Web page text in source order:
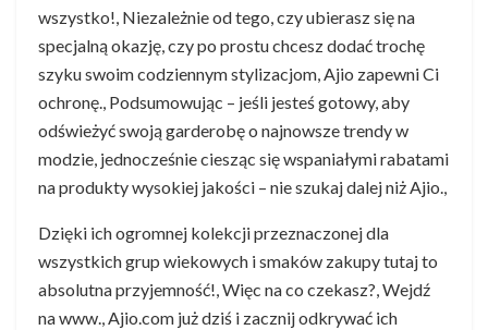
wszystko!, Niezależnie od tego, czy ubierasz się na
specjalną okazję, czy po prostu chcesz dodać trochę
szyku swoim codziennym stylizacjom, Ajio zapewni Ci
ochronę., Podsumowując – jeśli jesteś gotowy, aby
odświeżyć swoją garderobę o najnowsze trendy w
modzie, jednocześnie ciesząc się wspaniałymi rabatami
na produkty wysokiej jakości – nie szukaj dalej niż Ajio.,
Dzięki ich ogromnej kolekcji przeznaczonej dla
wszystkich grup wiekowych i smaków zakupy tutaj to
absolutna przyjemność!, Więc na co czekasz?, Wejdź
na www., Ajio.com już dziś i zacznij odkrywać ich